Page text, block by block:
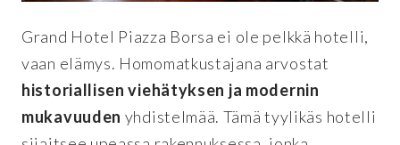
Grand Hotel Piazza Borsa ei ole pelkkä hotelli,
vaan elämys. Homomatkustajana arvostat
historiallisen viehätyksen ja modernin
mukavuuden yhdistelmää. Tämä tyylikäs hotelli